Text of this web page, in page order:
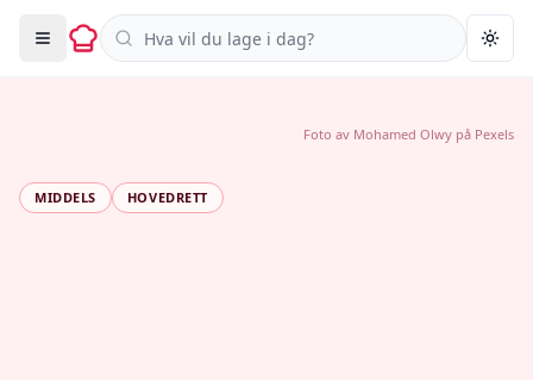
Søk i oppskrifter
MIDDELS HOVEDRETT
Foto av Mohamed Olwy på Pexels